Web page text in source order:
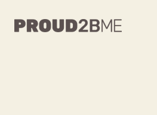
WAAR BEN JE